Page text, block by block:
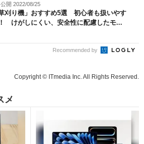
公開 2022/08/25
草刈り機」おすすめ5選 初心者も扱いやす
けがしにくい、安全性に配慮したモ...
Recommended by
Copyright © ITmedia Inc. All Rights Reserved.
メ